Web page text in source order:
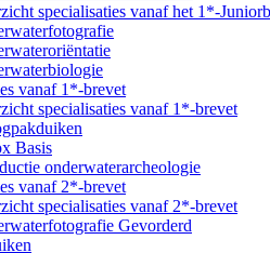
specialisaties vanaf het 1*-
vanaf 1*-brevet
specialisaties vanaf 1*-brevet
Basis
onderwaterarcheologie
vanaf 2*-brevet
specialisaties vanaf 2*-brevet
Gevorderd